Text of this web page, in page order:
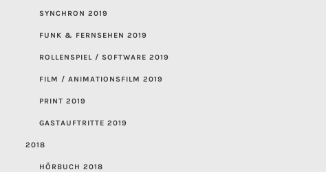
SYNCHRON 2019
FUNK & FERNSEHEN 2019
ROLLENSPIEL / SOFTWARE 2019
FILM / ANIMATIONSFILM 2019
PRINT 2019
GASTAUFTRITTE 2019
2018
HÖRBUCH 2018